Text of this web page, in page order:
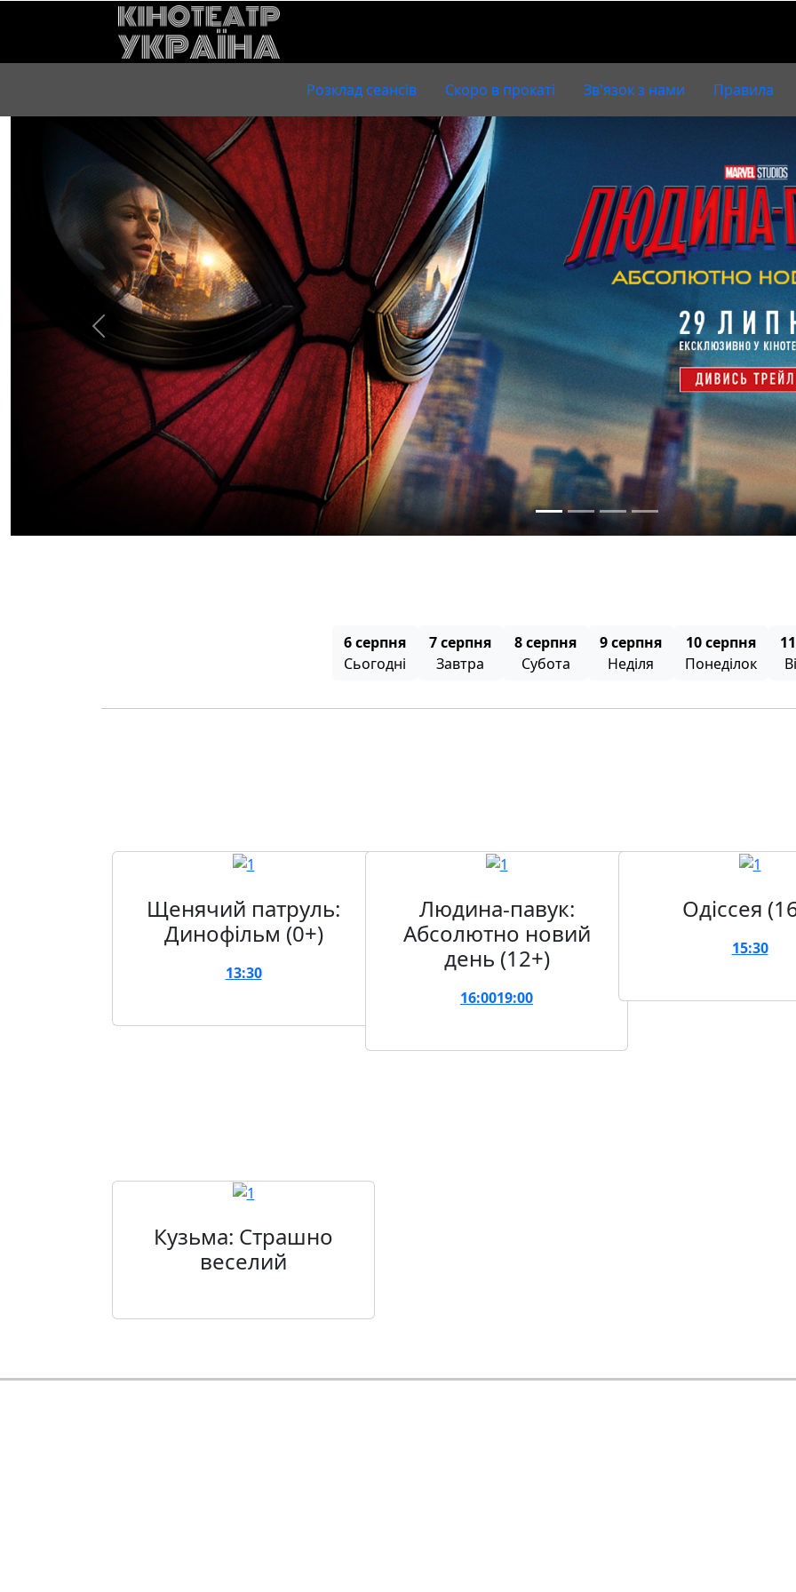
Розклад сеансів Скоро в прокаті Зв'язок з нами Правила
Previous
6 серпня
Сьогодні
7 серпня
Завтра
8 серпня
Субота
9 серпня
Неділя
10 серпня
Понеділок
Щенячий патруль:
Динофільм (0+)
13:30
Людина-павук:
Абсолютно новий
день (12+)
16:0019:00
Одіссея
15:30
Кузьма: Страшно
веселий